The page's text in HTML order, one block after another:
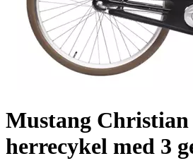
Mustang
herrecykel med 3